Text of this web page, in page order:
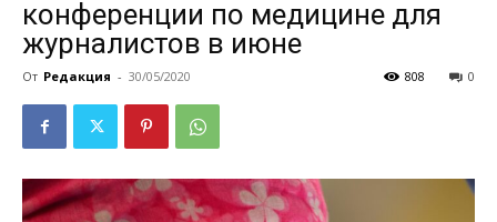
конференции по медицине для
журналистов в июне
От Редакция - 30/05/2020 0
808